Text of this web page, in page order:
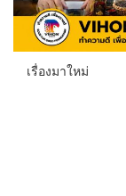
เรื่องมาใหม่